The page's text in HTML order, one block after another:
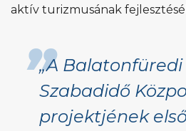
aktív turizmusának
„A
Szabadidő
projektjének